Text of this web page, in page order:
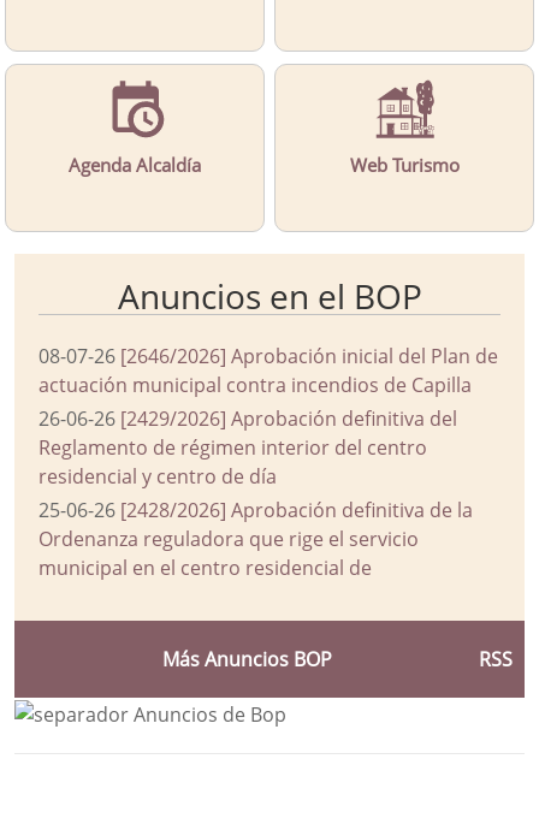
Agenda Alcaldía Web Turismo
Anuncios en el BOP
08-07-26 [2646/2026] Aprobación inicial del Plan de
actuación municipal contra incendios de Capilla
26-06-26 [2429/2026] Aprobación definitiva del
Reglamento de régimen interior del centro
residencial y centro de día
25-06-26 [2428/2026] Aprobación definitiva de la
Ordenanza reguladora que rige el servicio
municipal en el centro residencial de
Más Anuncios BOP RSS